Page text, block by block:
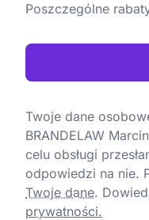
Poszczególne
Twoje dane
BRANDELAW
celu obsługi
odpowiedzi na nie.
Twoje dane.
prywatności.